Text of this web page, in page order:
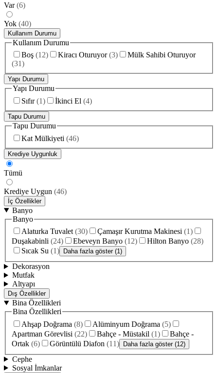
Var (6)
Yok (40)
Kullanım Durumu
Kullanım Durumu
Boş (12) Kiracı Oturuyor (3)
Mülk Sahibi Oturuyor
(31)
Yapı Durumu
Yapı Durumu
Sıfır (1) İkinci El (4)
Tapu Durumu
Tapu Durumu
Kat Mülkiyeti (46)
Krediye Uygunluk
Tümü
Krediye Uygun (46)
İç Özellikler
Banyo
Banyo
Alaturka Tuvalet (30) Çamaşır Kurutma Makinesi (1)
Duşakabinli (24) Ebeveyn Banyo (12) Hilton Banyo (28)
Sıcak Su (1) Daha fazla göster (1)
Dekorasyon
Mutfak
Altyapı
Dış Özellikler
Bina Özellikleri
Bina Özellikleri
Ahşap Doğrama (8) Alüminyum Doğrama (5)
Apartman Görevlisi (22) Bahçe - Müstakil (1)
Bahçe -
Ortak (6) Görüntülü Diafon (11) Daha fazla göster (12)
Cephe
Sosyal İmkanlar